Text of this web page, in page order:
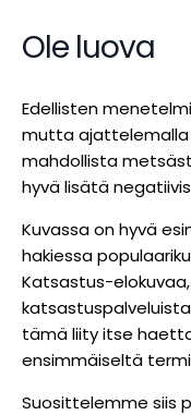
Ole luova
Edellisten
mutta ajattelemalla
mahdollista
hyvä lisätä
Kuvassa on hyvä
hakiessa
Katsastus-
tämä liity itse
ensimmäiseltä
Suosittelemme siis